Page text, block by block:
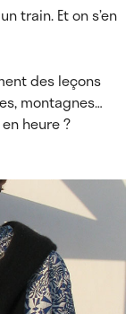
train. Et on s’en
des leçons
montagnes…
heure ?